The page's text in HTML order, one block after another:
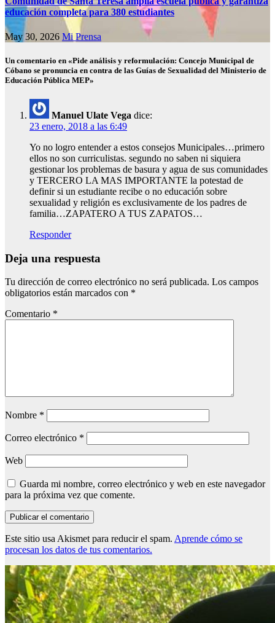
educación completa para 380 estudiantes
May 30, 2026 Mi Prensa
Un comentario en «Pide análisis y reformulación: Concejo Municipal de
Cóbano se pronuncia en contra de las Guías de Sexualidad del Ministerio de
Educación Pública MEP»
Manuel Ulate Vega dice:
23 enero, 2018 a las 6:49
Yo no logro entender a estos consejos Municipales…primero
ellos no son curriculistas. segundo no saben ni siquiera
gestionar los problemas de basura y agua de sus comunidades
y TERCERO LA MAS IMPORTANTE la potestad de
definir si un estudiante recibe o no educación sobre
sexualidad y religión es exclusivamente de los padres de
familia…ZAPATERO A TUS ZAPATOS…
Responder
Deja una respuesta
Tu dirección de correo electrónico no será publicada. Los campos
obligatorios están marcados con *
Comentario *
Nombre *
Correo electrónico *
Web
Guarda mi nombre, correo electrónico y web en este navegador
para la próxima vez que comente.
Este sitio usa Akismet para reducir el spam. Aprende cómo se
procesan los datos de tus comentarios.